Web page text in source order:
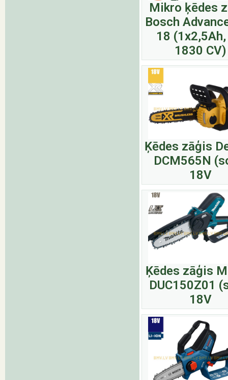
Mikro ķēdes
Bosch
18
1830 CV)
Ķēdes zāģis
DCM565N
18V
Ķēdes zāģis
DUC150Z01
18V